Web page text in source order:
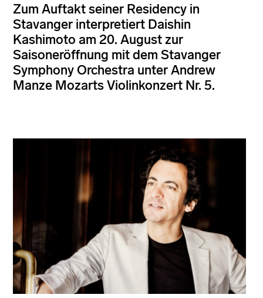
Zum Auftakt seiner Residency in
Stavanger interpretiert Daishin
Kashimoto am 20. August zur
Saisoneröffnung mit dem Stavanger
Symphony Orchestra unter Andrew
Manze Mozarts Violinkonzert Nr. 5.